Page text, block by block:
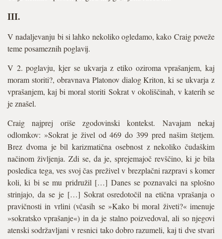
III.
V nadaljevanju bi si lahko nekoliko ogledamo, kako Craig poveže
teme posameznih poglavij.
V 2. poglavju, kjer se ukvarja z etiko oziroma vprašanjem, kaj
moram storiti?, obravnava Platonov dialog Kriton, ki se ukvarja z
vprašanjem, kaj bi moral storiti Sokrat v okoliščinah, v katerih se
je znašel.
Craig najprej oriše zgodovinski kontekst. Navajam nekaj
odlomkov: »Sokrat je živel od 469 do 399 pred našim štetjem.
Brez dvoma je bil karizmatična osebnost z nekoliko čudaškim
načinom življenja. Zdi se, da je, sprejemajoč revščino, ki je bila
posledica tega, ves svoj čas preživel v brezplačni razpravi s komer
koli, ki bi se mu pridružil […] Danes se poznavalci na splošno
strinjajo, da se je […] Sokrat osredotočil na etična vprašanja o
pravičnosti in vrlini (včasih se »Kako bi moral živeti?« imenuje
»sokratsko vprašanje«) in da je stalno poizvedoval, ali so njegovi
atenski sodržavljani v resnici tako dobro razumeli, kaj ti dve stvari